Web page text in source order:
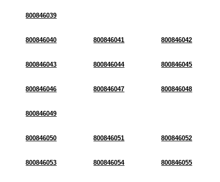
800846039
800846040 800846041 800846042
800846043 800846044 800846045
800846046 800846047 800846048
800846049
800846050 800846051 800846052
800846053 800846054 800846055